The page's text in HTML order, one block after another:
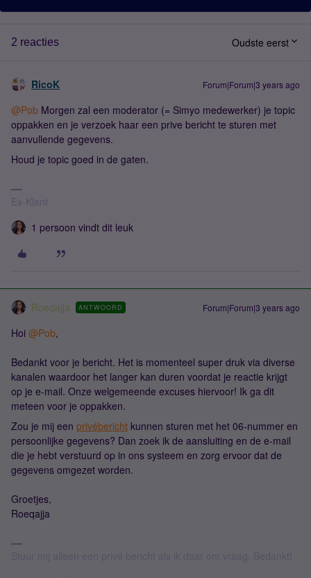
2 reacties Oudste eerst
RicoK Forum|Forum|3 years ago
@Pob Morgen zal een moderator (= Simyo medewerker) je topic
oppakken en je verzoek haar een prive bericht te sturen met
aanvullende gegevens.
Houd je topic goed in de gaten.
Ex-Klant
1 persoon vindt dit leuk
Roeqajja ANTWOORD Forum|Forum|3 years ago
Hoi @Pob,
Bedankt voor je bericht. Het is momenteel super druk via diverse
kanalen waardoor het langer kan duren voordat je reactie krijgt
op je e-mail. Onze welgemeende excuses hiervoor! Ik ga dit
meteen voor je oppakken.
Zou je mij een privébericht kunnen sturen met het 06-nummer en
persoonlijke gegevens? Dan zoek ik de aansluiting en de e-mail
die je hebt verstuurd op in ons systeem en zorg ervoor dat de
gegevens omgezet worden.
Groetjes,
Roeqajja